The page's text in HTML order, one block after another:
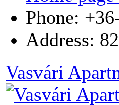
Phone:
Address:
Vasvári